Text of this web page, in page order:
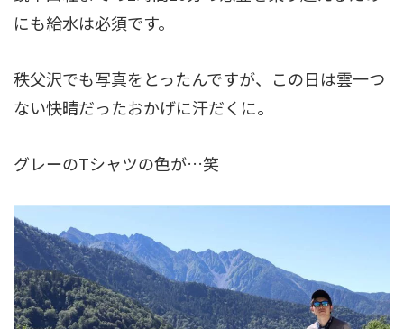
にも給水は必須です。
秩父沢でも写真をとったんですが、この日は雲一つ
ない快晴だったおかげに汗だくに。
グレーのTシャツの色が…笑